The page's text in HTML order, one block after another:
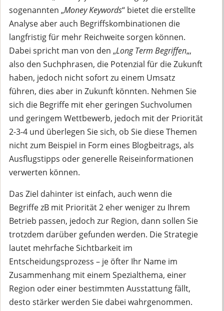
sogenannten „Money Keywords“ bietet die erstellte
Analyse aber auch Begriffskombinationen die
langfristig für mehr Reichweite sorgen können.
Dabei spricht man von den „Long Term Begriffen„,
also den Suchphrasen, die Potenzial für die Zukunft
haben, jedoch nicht sofort zu einem Umsatz
führen, dies aber in Zukunft könnten. Nehmen Sie
sich die Begriffe mit eher geringen Suchvolumen
und geringem Wettbewerb, jedoch mit der Priorität
2-3-4 und überlegen Sie sich, ob Sie diese Themen
nicht zum Beispiel in Form eines Blogbeitrags, als
Ausflugstipps oder generelle Reiseinformationen
verwerten können.
Das Ziel dahinter ist einfach, auch wenn die
Begriffe zB mit Priorität 2 eher weniger zu Ihrem
Betrieb passen, jedoch zur Region, dann sollen Sie
trotzdem darüber gefunden werden. Die Strategie
lautet mehrfache Sichtbarkeit im
Entscheidungsprozess – je öfter Ihr Name im
Zusammenhang mit einem Spezialthema, einer
Region oder einer bestimmten Ausstattung fällt,
desto stärker werden Sie dabei wahrgenommen.